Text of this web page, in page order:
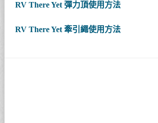
RV There Yet 彈力頂使用方法
RV There Yet 牽引繩使用方法